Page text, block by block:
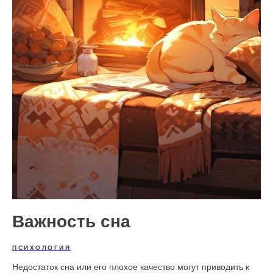
Важность сна
ПСИХОЛОГИЯ
Недостаток сна или его плохое качество могут приводить к